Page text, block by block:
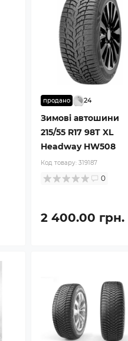
продано 24
Зимові автошини
215/55 R17 98T XL
Headway HW508
Код товару: 319187
0
2 400.00 грн.